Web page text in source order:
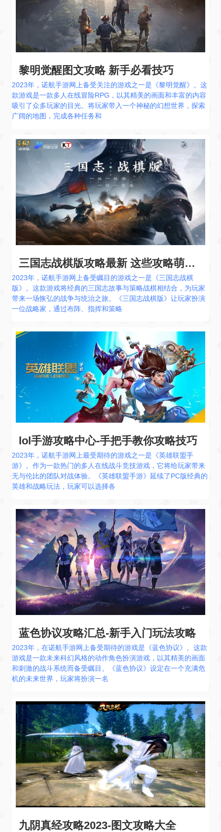
黎明觉醒图文攻略 新手必看技巧
2023年，诺航手游网上备受关注的游戏之一是《黎明觉醒》。这
款游戏是一款多人在线冒险RPG，以其精美的画面和丰富的内容
吸引了众多玩家的目光。将玩家带入一个神秘的幻想世界，探索
广阔的地图，完成各种任务和
三国志战棋版攻略最新 这些攻略萌新玩家都在看
2023年，诺航手游网上备受瞩目的游戏之一是《三国志战棋
版》。这款游戏将经典的三国志故事与策略战棋相结合，为玩家
带来一场恢弘的战争与统治之旅。《三国志战棋版》让玩家扮演
一位战略家，通过布阵、指挥和策略
lol手游攻略中心-手把手教你攻略技巧
2023年，诺航手游网上最受期待的游戏之一是《英雄联盟手
游》。作为一款热门的多人在线战斗竞技游戏，它将给玩家带来
无与伦比的团队对战体验。《英雄联盟手游》延续了PC版经典的
英雄和战略玩法，玩家可以选择各
蓝色协议攻略汇总-新手入门玩法攻略
2023年，在诺航手游网上备受期待的游戏是《蓝色协议》。这款
游戏是一款未来科幻风格的动作角色扮演游戏，以其精美的画面
和刺激的战斗系统而备受瞩目。《蓝色协议》设定在一个充满危
机的未来世界，玩家将扮演一名
九阴真经攻略2023-图文攻略大全